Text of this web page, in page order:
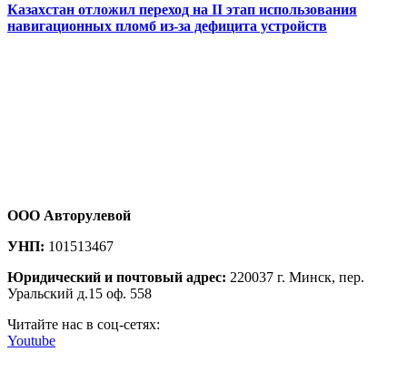
Казахстан отложил переход на II этап использования
навигационных пломб из-за дефицита устройств
ООО Авторулевой
УНП: 101513467
Юридический и почтовый адрес: 220037 г. Минск, пер.
Уральский д.15 оф. 558
Читайте нас в соц-сетях:
Youtube